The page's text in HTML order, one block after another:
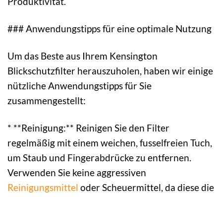
### Anwendungstipps für eine optimale Nutzung
Um das Beste aus Ihrem Kensington
Blickschutzfilter herauszuholen, haben wir einige
nützliche Anwendungstipps für Sie
zusammengestellt:
* **Reinigung:** Reinigen Sie den Filter
regelmäßig mit einem weichen, fusselfreien Tuch,
um Staub und Fingerabdrücke zu entfernen.
Verwenden Sie keine aggressiven
Reinigungsmittel oder Scheuermittel, da diese die